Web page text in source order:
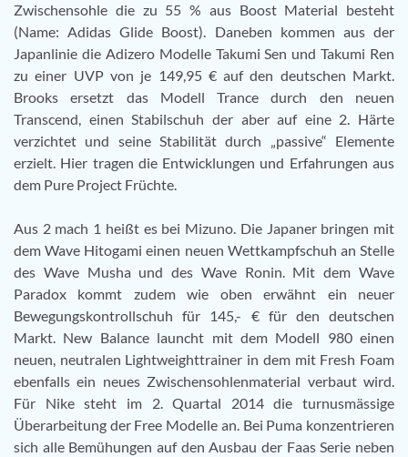
Zwischensohle die zu 55 % aus Boost Material besteht
(Name: Adidas Glide Boost). Daneben kommen aus der
Japanlinie die Adizero Modelle Takumi Sen und Takumi Ren
zu einer UVP von je 149,95 € auf den deutschen Markt.
Brooks ersetzt das Modell Trance durch den neuen
Transcend, einen Stabilschuh der aber auf eine 2. Härte
verzichtet und seine Stabilität durch „passive“ Elemente
erzielt. Hier tragen die Entwicklungen und Erfahrungen aus
dem Pure Project Früchte.
Aus 2 mach 1 heißt es bei Mizuno. Die Japaner bringen mit
dem Wave Hitogami einen neuen Wettkampfschuh an Stelle
des Wave Musha und des Wave Ronin. Mit dem Wave
Paradox kommt zudem wie oben erwähnt ein neuer
Bewegungskontrollschuh für 145,- € für den deutschen
Markt. New Balance launcht mit dem Modell 980 einen
neuen, neutralen Lightweighttrainer in dem mit Fresh Foam
ebenfalls ein neues Zwischensohlenmaterial verbaut wird.
Für Nike steht im 2. Quartal 2014 die turnusmässige
Überarbeitung der Free Modelle an. Bei Puma konzentrieren
sich alle Bemühungen auf den Ausbau der Faas Serie neben